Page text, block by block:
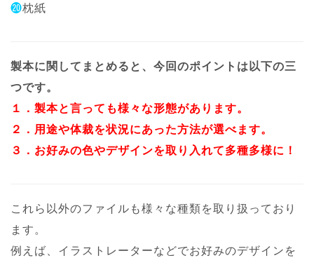
⓴枕紙
製本に関してまとめると、今回のポイントは以下の三
つです。
１．製本と言っても様々な形態があります。
２．用途や体裁を状況にあった方法が選べます。
３．お好みの色やデザインを取り入れて多種多様に！
これら以外のファイルも様々な種類を取り扱っており
ます。
例えば、イラストレーターなどでお好みのデザインを